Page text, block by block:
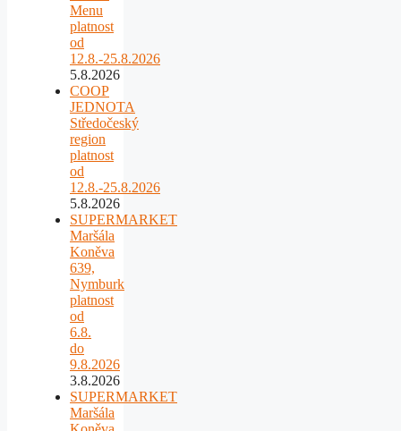
Menu
platnost
od
12.8.-25.8.2026
5.8.2026
COOP
JEDNOTA
Středočeský
region
platnost
od
12.8.-25.8.2026
5.8.2026
SUPERMARKET
Maršála
Koněva
639,
Nymburk
platnost
od
6.8.
do
9.8.2026
3.8.2026
SUPERMARKET
Maršála